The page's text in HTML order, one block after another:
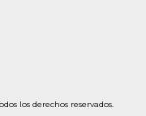
los derechos reservados.